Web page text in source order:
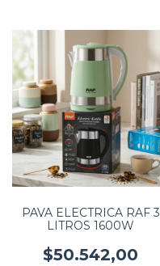
PAVA ELECTRICA RAF 3
LITROS 1600W
$50.542,00